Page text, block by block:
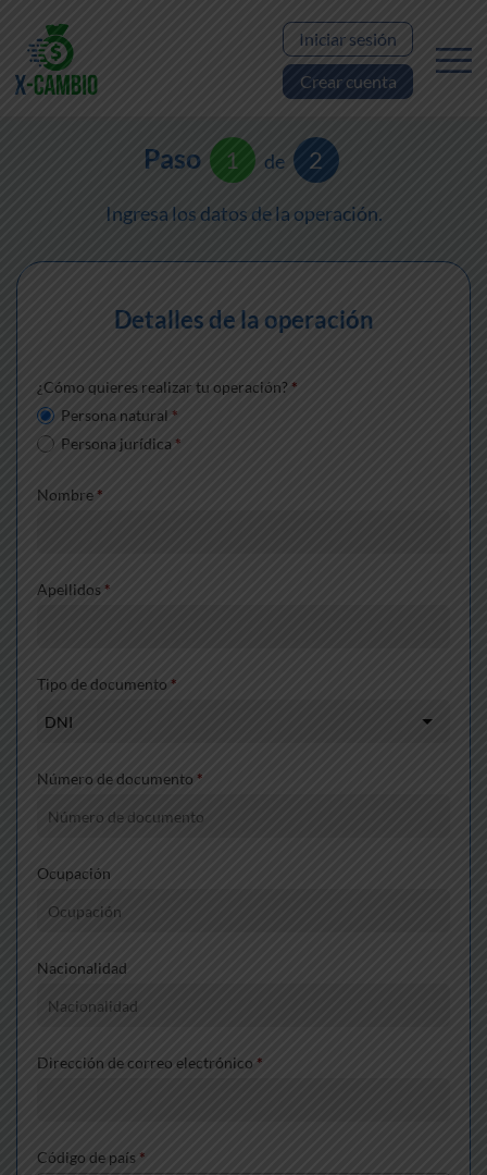
Iniciar sesión
Crear cuenta
Paso 1 de 2
Ingresa los datos de la operación.
Detalles de la operación
¿Cómo quieres realizar tu operación? *
Persona natural *
Persona jurídica *
Nombre*
Apellidos*
Tipo de documento *
Número de documento *
Ocupación
Nacionalidad
Dirección de correo electrónico *
Código de país *